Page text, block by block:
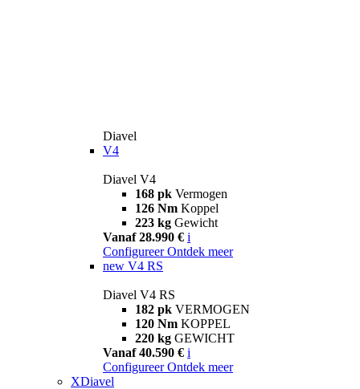
Diavel
V4
Diavel V4
168 pk Vermogen
126 Nm Koppel
223 kg Gewicht
Vanaf 28.990 € i
Configureer Ontdek meer
new V4 RS
Diavel V4 RS
182 pk VERMOGEN
120 Nm KOPPEL
220 kg GEWICHT
Vanaf 40.590 € i
Configureer Ontdek meer
XDiavel